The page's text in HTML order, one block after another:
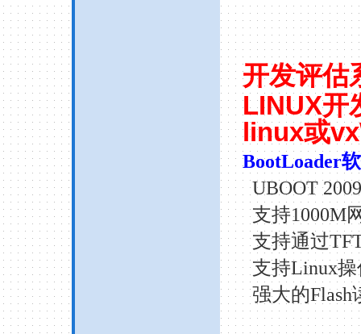
开发评估
LINUX开
linux或
BootLoader
UBOOT
支持1000M
支持通过
支持Linux操
强大的Flash